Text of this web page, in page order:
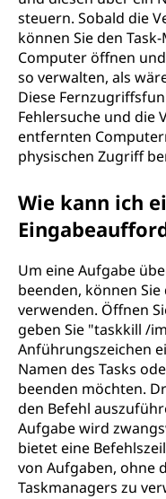
steuern. Sobald die
können Sie den
Computer öffnen
so verwalten, als
Diese
Fehlersuche und die
entfernten
physischen Zugriff
Wie kann ich
Um eine Aufgabe
beenden, können
verwenden. Öffnen
geben Sie "taskkill /im
Anführungszeichen
Namen des Tasks
beenden möchten.
den Befehl
Aufgabe wird
bietet eine
von Aufgaben, ohne
Taskmanagers zu